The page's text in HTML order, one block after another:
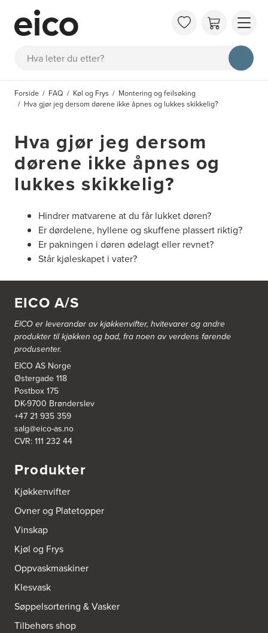
Søk
OM
FAQ
Forside FAQ Køl og Frys
Montering og feilsøking
Hva gjør jeg dersom dørene ikke åpnes og lukkes skikkelig?
Hva gjør jeg dersom
dørene ikke åpnes og
lukkes skikkelig?
Hindrer matvarene at du får lukket døren?
Er dørdelene, hyllene og skuffene plassert riktig?
Er pakningen i døren ødelagt eller revnet?
Står kjøleskapet i vater?
EICO A/S
EICO er leverandør av kjøkkenvifter, hvitevarer og andre
produkter til kjøkken og bad, fra noen av verdens førende
produsenter.
EICO AS Norge
Østergade 118
Postbox 175
DK-9700 Brønderslev
+47 21 935 359
salg@eico-as.no
CVR: 111 232 44
Produkter
Kjøkkenvifter
Ovner og Platetopper
Vinskap
Kjøl og Frys
Oppvaskmaskiner
Klesvask
Søppelsortering & Vasker
Tilbehørs shop